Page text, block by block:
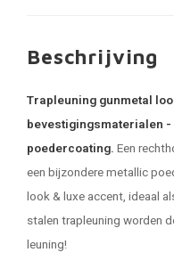
Beschrijving
Trapleuning gunmetal
bevestigingsmaterialen -
poedercoating. Een
een bijzondere metallic
look & luxe accent, ideaal
stalen trapleuning worden
leuning!